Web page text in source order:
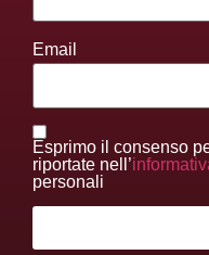
Email
Esprimo il consenso
riportate nell’
personali